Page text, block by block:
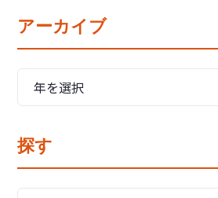
アーカイブ
探す